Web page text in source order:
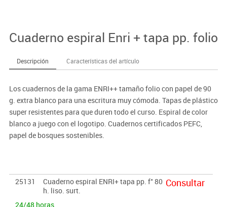
Cuaderno espiral Enri + tapa pp. folio
Descripción Características del artículo
Los cuadernos de la gama ENRI++ tamaño folio con papel de 90
g. extra blanco para una escritura muy cómoda. Tapas de plástico
super resistentes para que duren todo el curso. Espiral de color
blanco a juego con el logotipo. Cuadernos certificados PEFC,
papel de bosques sostenibles.
25131
Cuaderno espiral ENRI+ tapa pp. f° 80
h. liso. surt.
24/48 horas
Consultar